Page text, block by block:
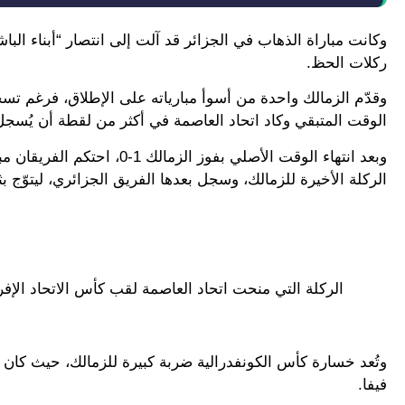
وكانت مباراة الذهاب في الجزائر قد آلت إلى انتصار “أبناء
ركلات الحظ.
وقدّم الزمالك واحدة من أسوأ مبارياته على الإطلاق،
الوقت المتبقي وكاد اتحاد العاصمة في أكثر من لقطة أن
الركلة الأخيرة للزمالك، وسجل بعدها الفريق الجزائري، ليتوّج
الركلة التي منحت اتحاد العاصمة لقب كأس الاتحاد
فيفا.